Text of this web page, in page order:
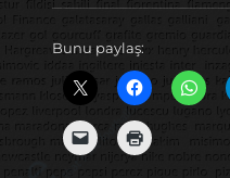
Bunu paylaş: